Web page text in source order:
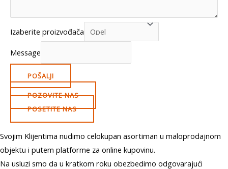
Izaberite proizvođača
Message
POŠALJI
POZOVITE NAS
POSETITE NAS
Svojim Klijentima nudimo celokupan asortiman u maloprodajnom
objektu i putem platforme za online kupovinu.
Na usluzi smo da u kratkom roku obezbedimo odgovarajući